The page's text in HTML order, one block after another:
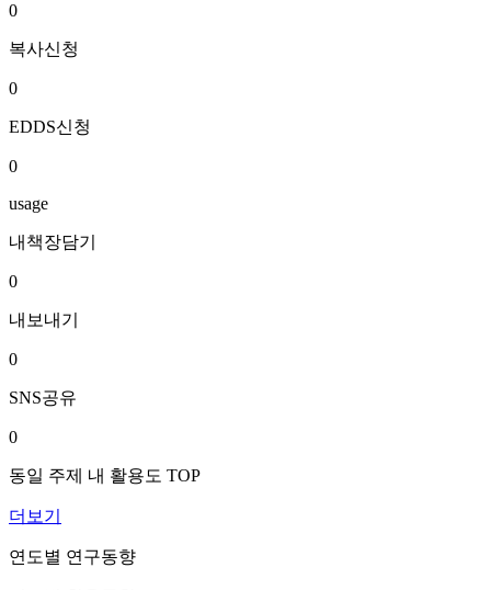
0
복사신청
0
EDDS신청
0
usage
내책장담기
0
내보내기
0
SNS공유
0
동일 주제 내 활용도 TOP
더보기
연도별 연구동향